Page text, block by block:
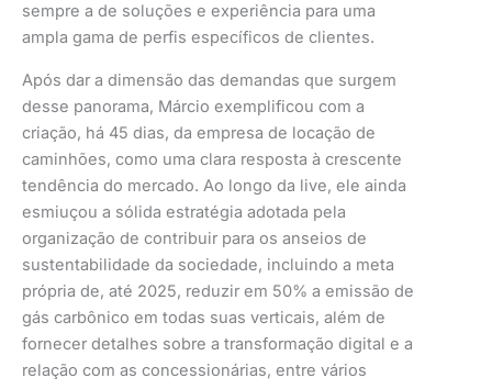
sempre a de soluções e experiência para uma
ampla gama de perfis específicos de clientes.
Após dar a dimensão das demandas que surgem
desse panorama, Márcio exemplificou com a
criação, há 45 dias, da empresa de locação de
caminhões, como uma clara resposta à crescente
tendência do mercado. Ao longo da live, ele ainda
esmiuçou a sólida estratégia adotada pela
organização de contribuir para os anseios de
sustentabilidade da sociedade, incluindo a meta
própria de, até 2025, reduzir em 50% a emissão de
gás carbônico em todas suas verticais, além de
fornecer detalhes sobre a transformação digital e a
relação com as concessionárias, entre vários